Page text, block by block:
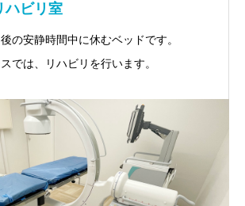
ハビリ室
の安静時間中に休むベッドです。
では、リハビリを行います。